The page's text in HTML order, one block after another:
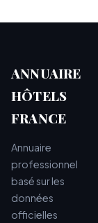
ANNUAIRE
HÔTELS
FRANCE
Annuaire
professionnel
basé sur les
données
officielles